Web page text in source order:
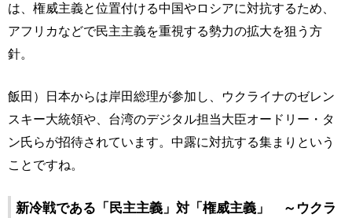
は、権威主義と位置付ける中国やロシアに対抗するため、
アフリカなどで民主主義を重視する勢力の拡大を狙う方
針。
飯田）日本からは岸田総理が参加し、ウクライナのゼレン
スキー大統領や、台湾のデジタル担当大臣オードリー・タ
ン氏らが招待されています。中露に対抗する集まりという
ことですね。
新冷戦である「民主主義」対「権威主義」 ～ウクラ